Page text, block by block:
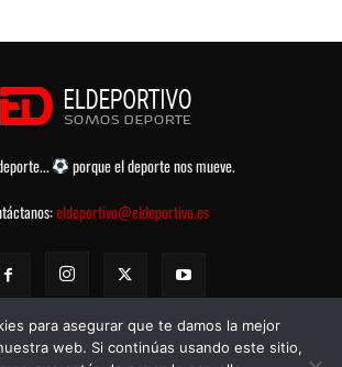
porque el deporte nos mueve.
eldeportivo@eldeportivo.es
para asegurar que te damos la mejor
web. Si continúas usando este sitio,